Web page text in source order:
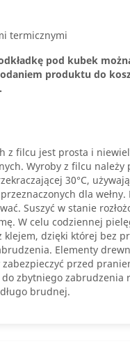
termicznymi
pod kubek
produktu do
z filcu jest prosta i
Wyroby z filcu należy
30°C,
dla wełny.
Suszyć w stanie
W celu codziennej
klejem, dzięki której bez
Elementy
przed
zbytniego zabrudzenia
brudnej.